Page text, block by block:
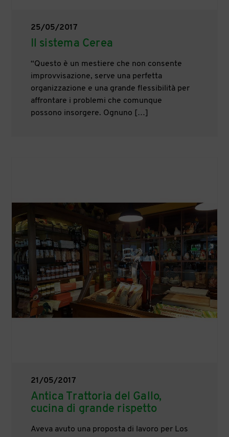
25/05/2017
Il sistema Cerea
“Questo è un mestiere che non consente
improvvisazione, serve una perfetta
organizzazione e una grande flessibilità per
affrontare i problemi che comunque
possono insorgere. Ognuno […]
21/05/2017
Antica Trattoria del Gallo,
cucina di grande rispetto
Aveva avuto una proposta di lavoro per Los